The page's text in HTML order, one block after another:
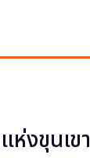
งขุนเขา